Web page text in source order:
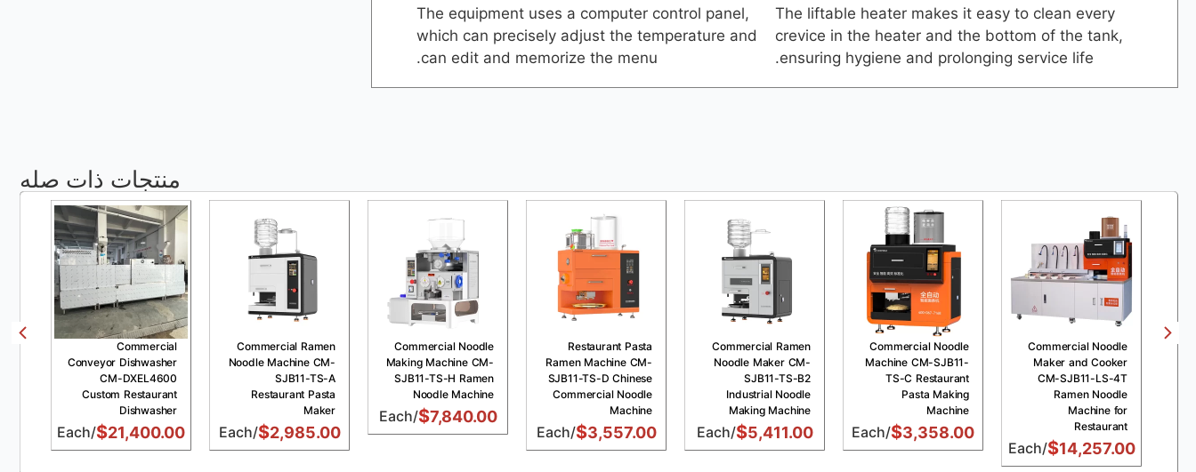
The liftable heater makes it easy to clean every
crevice in the heater and the bottom of the tank,
ensuring hygiene and prolonging service life.
The equipment uses a computer control panel,
which can precisely adjust the temperature and
can edit and memorize the menu.
منتجات ذات صله
Commercial Noodle
Maker and Cooker
CM-SJB11-LS-4T
Ramen Noodle
Machine for
Restaurant
$14,257.00
/Each
Commercial Noodle
Machine CM-SJB11-
TS-C Restaurant
Pasta Making
Machine
$3,358.00
/Each
Commercial Ramen
Noodle Maker CM-
SJB11-TS-B2
Industrial Noodle
Making Machine
$5,411.00
/Each
Restaurant Pasta
Ramen Machine CM-
SJB11-TS-D Chinese
Commercial Noodle
Machine
$3,557.00
/Each
Commercial Noodle
Making Machine CM-
SJB11-TS-H Ramen
Noodle Machine
$7,840.00
/Each
Commercial Ramen
Noodle Machine CM-
SJB11-TS-A
Restaurant Pasta
Maker
$2,985.00
/Each
Commercial
Conveyor Dishwasher
CM-DXEL4600
Custom Restaurant
Dishwasher
$21,400.00
/Each